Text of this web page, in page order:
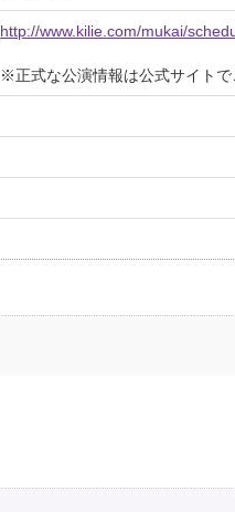
http://www.kilie.com/mukai/
※正式な公演情報は公式サイトで